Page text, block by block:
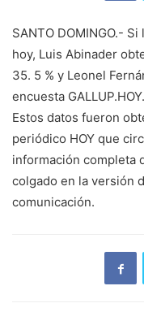
SANTO DOMINGO.-
hoy, Luis Abinader
35. 5 % y Leonel
encuesta GALLUP.HOY.
Estos datos fueron
periódico HOY que
información completa
colgado en la versión
comunicación.